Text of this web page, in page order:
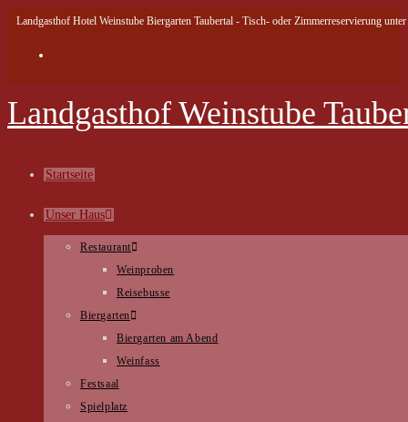
Landgasthof Hotel Weinstube Biergarten Taubertal - Tisch- oder Zimmerreservierung
Landgasthof Weinstube
Startseite
Unser Haus
Restaurant
Weinproben
Reisebusse
Biergarten
Biergarten am Abend
Weinfass
Festsaal
Spielplatz